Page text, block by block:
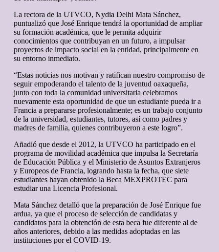
La rectora de la UTVCO, Nydia Delhi Mata Sánchez,
puntualizó que José Enrique tendrá la oportunidad de ampliar
su formación académica, que le permita adquirir
conocimientos que contribuyan en un futuro, a impulsar
proyectos de impacto social en la entidad, principalmente en
su entorno inmediato.
“Estas noticias nos motivan y ratifican nuestro compromiso de
seguir empoderando el talento de la juventud oaxaqueña,
junto con toda la comunidad universitaria celebramos
nuevamente esta oportunidad de que un estudiante pueda ir a
Francia a prepararse profesionalmente; es un trabajo conjunto
de la universidad, estudiantes, tutores, así como padres y
madres de familia, quienes contribuyeron a este logro”.
Añadió que desde el 2012, la UTVCO ha participado en el
programa de movilidad académica que impulsa la Secretaría
de Educación Pública y el Ministerio de Asuntos Extranjeros
y Europeos de Francia, logrando hasta la fecha, que siete
estudiantes hayan obtenido la Beca MEXPROTEC para
estudiar una Licencia Profesional.
Mata Sánchez detalló que la preparación de José Enrique fue
ardua, ya que el proceso de selección de candidatas y
candidatos para la obtención de esta beca fue diferente al de
años anteriores, debido a las medidas adoptadas en las
instituciones por el COVID-19.